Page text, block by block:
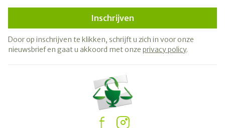
Inschrijven
Door op inschrijven te klikken, schrijft u zich in voor onze
nieuwsbrief en gaat u akkoord met onze privacy policy.